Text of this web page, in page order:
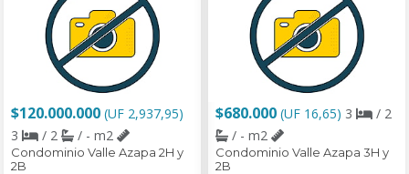
$120.000.000 (UF 2,937,95)
3
/ 2 / - m2
Condominio Valle Azapa 2H y
2B
$680.000 (UF 16,65) 3
/ 2
/ - m2
Condominio Valle Azapa 3H y
2B